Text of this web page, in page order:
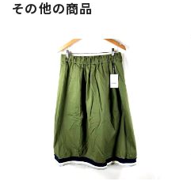
その他の商品